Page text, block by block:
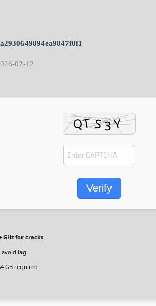
02-12
Verify
GHz for cracks
avoid lag
GB required